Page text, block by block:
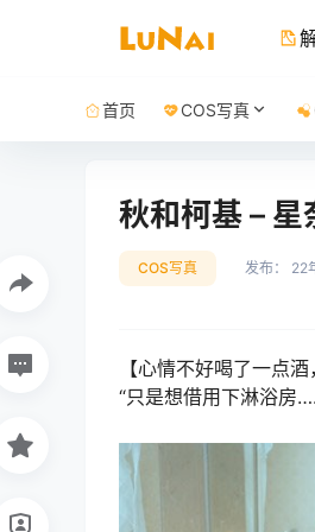
首页 COS写真
秋和柯基 –
COS写真 发布： 22
【心情不好喝了一点
“只是想借用下淋浴房